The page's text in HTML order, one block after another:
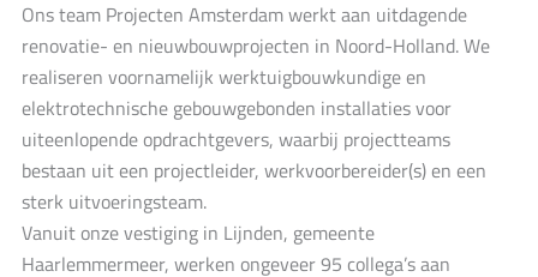
Ons team Projecten Amsterdam werkt aan uitdagende
renovatie- en nieuwbouwprojecten in Noord-Holland. We
realiseren voornamelijk werktuigbouwkundige en
elektrotechnische gebouwgebonden installaties voor
uiteenlopende opdrachtgevers, waarbij projectteams
bestaan uit een projectleider, werkvoorbereider(s) en een
sterk uitvoeringsteam.
Vanuit onze vestiging in Lijnden, gemeente
Haarlemmermeer, werken ongeveer 95 collega’s aan